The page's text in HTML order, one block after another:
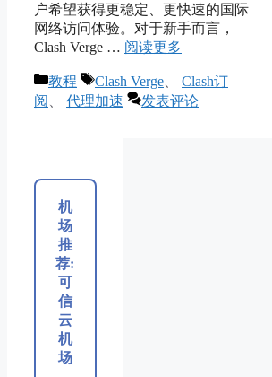
户希望获得更稳定、更快速的国际
网络访问体验。对于新手而言，
Clash Verge … 阅读更多
分
教程
标
签
Clash Verge
Clash订
阅
代理加速 发表评论
机
场
推
荐:
可
信
云
机
场